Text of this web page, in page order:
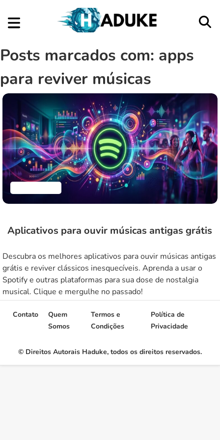
Posts marcados com: apps
para reviver músicas
Aplicativos para ouvir músicas antigas grátis
Descubra os melhores aplicativos para ouvir músicas antigas
grátis e reviver clássicos inesquecíveis. Aprenda a usar o
Spotify e outras plataformas para sua dose de nostalgia
musical. Clique e mergulhe no passado!
© Direitos Autorais Haduke, todos os direitos reservados.
Contato
Quem
Somos
Termos e
Condições
Política de
Privacidade